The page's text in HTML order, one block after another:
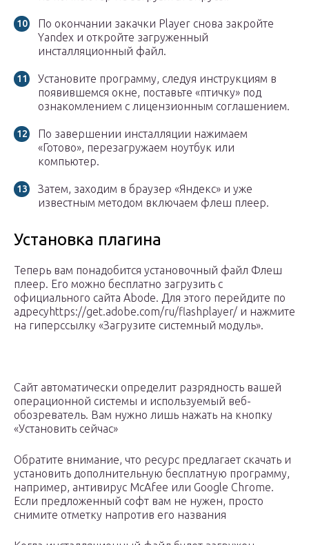
По окончании закачки Player снова закройте
Yandex и откройте загруженный
инсталляционный файл.
Установите программу, следуя инструкциям в
появившемся окне, поставьте «птичку» под
ознакомлением с лицензионным соглашением.
По завершении инсталляции нажимаем
«Готово», перезагружаем ноутбук или
компьютер.
Затем, заходим в браузер «Яндекс» и уже
известным методом включаем флеш плеер.
Установка плагина
Теперь вам понадобится установочный файл Флеш
плеер. Его можно бесплатно загрузить с
официального сайта Abode. Для этого перейдите по
адресуhttps://get.adobe.com/ru/flashplayer/ и нажмите
на гиперссылку «Загрузите системный модуль».
Сайт автоматически определит разрядность вашей
операционной системы и используемый веб-
обозреватель. Вам нужно лишь нажать на кнопку
«Установить сейчас»
Обратите внимание, что ресурс предлагает скачать и
установить дополнительную бесплатную программу,
например, антивирус McAfee или Google Chrome.
Если предложенный софт вам не нужен, просто
снимите отметку напротив его названия